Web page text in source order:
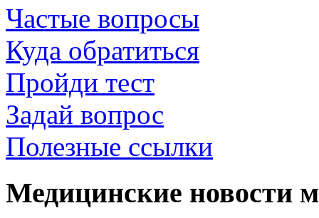
Частые вопросы
Куда обратиться
Пройди тест
Задай вопрос
Полезные ссылки
Медицинские новости